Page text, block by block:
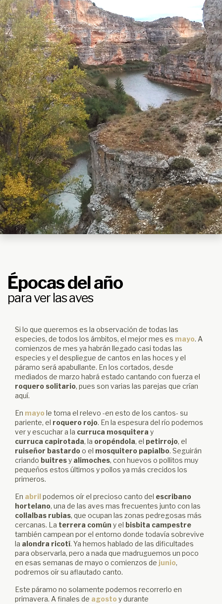
Épocas del año
para ver las aves
Si lo que queremos es la observación de todas las
especies, de todos los ámbitos, el mejor mes es mayo. A
comienzos de mes ya habrán llegado casi todas las
especies y el despliegue de cantos en las hoces y el
páramo será apabullante. En los cortados, desde
mediados de marzo habrá estado cantando con fuerza el
roquero solitario, pues son varias las parejas que crían
aquí.
En mayo le toma el relevo -en esto de los cantos- su
pariente, el roquero rojo. En la espesura del río podemos
ver y escuchar a la curruca mosquitera y
curruca capirotada, la oropéndola, el petirrojo, el
ruiseñor bastardo o el mosquitero papialbo. Seguirán
criando buitresy alimoches, con huevos o pollitos muy
pequeños estos últimos y pollos ya más crecidos los
primeros.
En abril podemos oír el precioso canto del escribano
hortelano, una de las aves mas frecuentes junto con las
collalbas rubias, que ocupan las zonas pedregosas más
cercanas. La terrera común y el bisbita campestre
también campean por el entorno donde todavía sobrevive
la alondra ricotí. Ya hemos hablado de las dificultades
para observarla, pero a nada que madruguemos un poco
en esas semanas de mayo o comienzos de junio,
podremos oír su aflautado canto.
Este páramo no solamente podemos recorrerlo en
primavera. A finales de agosto y durante